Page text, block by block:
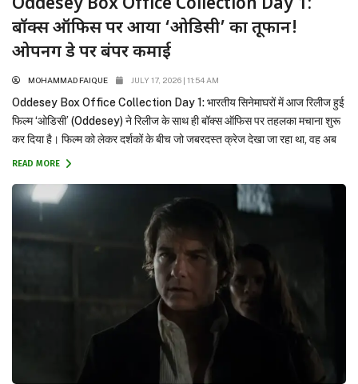
Oddesey Box Office Collection Day 1:
बॉक्स ऑफिस पर आया ‘ओडिसी’ का तूफान!
ओपनिंग डे पर बंपर कमाई
MOHAMMAD FAIQUE JULY 17, 2026 | 11:54 AM
Oddesey Box Office Collection Day 1: भारतीय सिनेमाघरों में आज रिलीज हुई
फिल्म ‘ओडिसी’ (Oddesey) ने रिलीज के साथ ही बॉक्स ऑफिस पर तहलका मचाना शुरू
कर दिया है। फिल्म को लेकर दर्शकों के बीच जो जबरदस्त क्रेज देखा जा रहा था, वह अब
टिकट खिड़की पर साफ तौर पर आंकड़ों में तब्दील होता नजर...
READ MORE